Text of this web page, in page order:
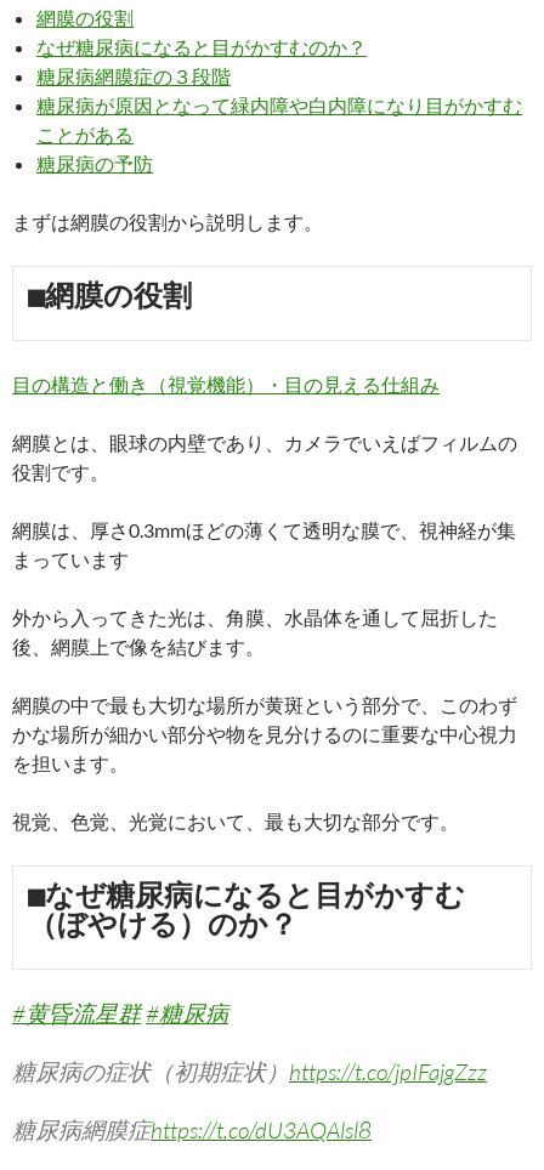
網膜の役割
なぜ糖尿病になると目がかすむのか？
糖尿病網膜症の３段階
糖尿病が原因となって緑内障や白内障になり目がかすむ
ことがある
糖尿病の予防
まずは網膜の役割から説明します。
■網膜の役割
目の構造と働き（視覚機能）・目の見える仕組み
網膜とは、眼球の内壁であり、カメラでいえばフィルムの
役割です。
網膜は、厚さ0.3mmほどの薄くて透明な膜で、視神経が集
まっています
外から入ってきた光は、角膜、水晶体を通して屈折した
後、網膜上で像を結びます。
網膜の中で最も大切な場所が黄斑という部分で、このわず
かな場所が細かい部分や物を見分けるのに重要な中心視力
を担います。
視覚、色覚、光覚において、最も大切な部分です。
■なぜ糖尿病になると目がかすむ
（ぼやける）のか？
#黄昏流星群#糖尿病
糖尿病の症状（初期症状） https://t.co/jpIFajgZzz
糖尿病網膜症https://t.co/dU3AQAlsl8